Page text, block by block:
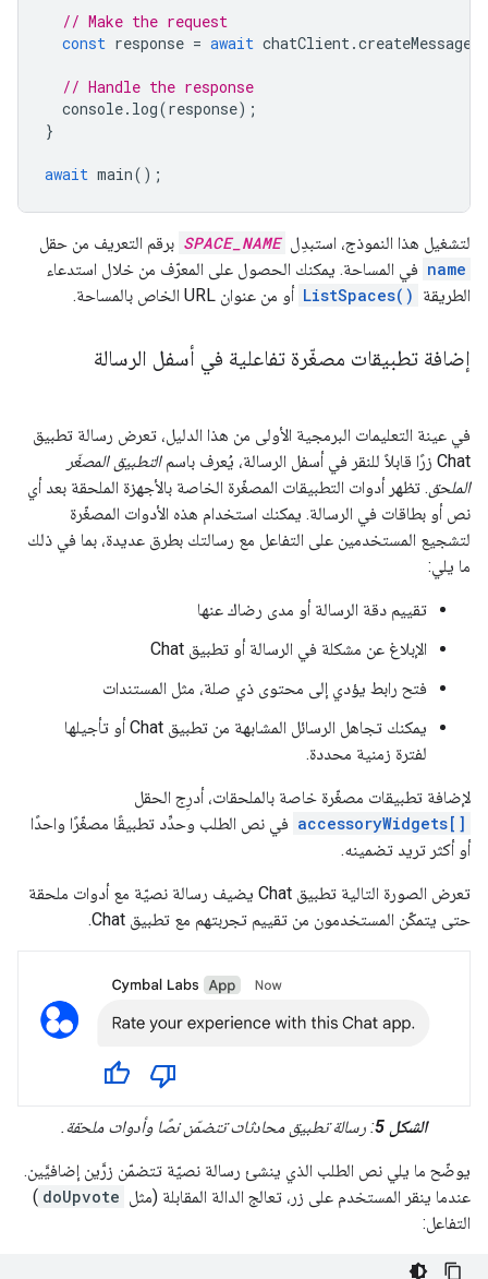
// Make the request
const response = await chatClient .createMessage
// Handle the response
console. log(response);
}
await main();
لتشغيل هذا النموذج، استبدِل SPACE_NAME برقم التعريف من حقل
name في المساحة. يمكنك الحصول على المعرّف من خلال استدعاء
الطريقة ListSpaces() أو من عنوان URL الخاص بالمساحة.
إضافة تطبيقات مصغّرة تفاعلية في أسفل الرسالة
في عينة التعليمات البرمجية الأولى من هذا الدليل، تعرض رسالة تطبيق
Chat زرًا قابلاً للنقر في أسفل الرسالة، يُعرف باسم
التطبيق المصغّر
الملحق . تظهر أدوات التطبيقات المصغّرة الخاصة بالأجهزة الملحقة بعد أي
نص أو بطاقات في الرسالة. يمكنك استخدام هذه الأدوات المصغّرة
لتشجيع المستخدمين على التفاعل مع رسالتك بطرق عديدة، بما في ذلك
ما يلي:
تقييم دقة الرسالة أو مدى رضاك عنها
الإبلاغ عن مشكلة في الرسالة أو تطبيق Chat
فتح رابط يؤدي إلى محتوى ذي صلة، مثل المستندات
يمكنك تجاهل الرسائل المشابهة من تطبيق Chat أو تأجيلها
لفترة زمنية محددة.
لإضافة تطبيقات مصغّرة خاصة بالملحقات، أدرِج الحقل
accessoryWidgets[] في نص الطلب وحدِّد تطبيقًا مصغّرًا واحدًا
أو أكثر تريد تضمينه.
تعرض الصورة التالية تطبيق Chat يضيف رسالة نصيّة مع أدوات ملحقة
حتى يتمكّن المستخدمون من تقييم تجربتهم مع تطبيق Chat.
الشكل 5 : رسالة تطبيق محادثات تتضمّن نصًا وأدوات ملحقة.
يوضّح ما يلي نص الطلب الذي ينشئ رسالة نصيّة تتضمّن زرَّين إضافيَّين.
عندما ينقر المستخدم على زر، تعالج الدالة المقابلة (مثل doUpvote
)
التفاعل: